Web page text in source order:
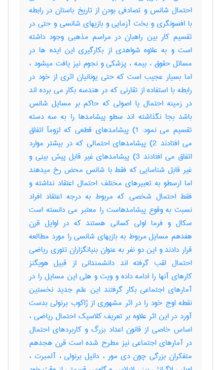
احتمال شانس و تصادفی بودن از تاریخ باستان در رابطه
با افسونگری و بخت آزمایی و بازیهای شانسی و حتی در
تقسیم کار بین راهبان در مراسم مذهبی وجود داشته
است و به علاوه شواهدی از بکارگیری این ایده ها در
مسائل حقوق ، بیمه ، پزشکی و نجوم نیز یافت میشود ،
اما بسیار عجیب است که حتی یونانیان اثری از خود در
رابطه با استفاده از تقارنی که در هندسه بکار می برده اند
در زمینه احتمال یا اصولی که حاکم بر مسایل شانس
باشد بجا نگذاشته اند سطو پیشامدها را به سه دسته
تقسیم می نمود: 1) پیشامدهای قطعی که لزومآ اتفاق
می افتادند 2) پیشامدهای احتمالی که در بیشتر موارد
اتفاق می افتادند 3) پیشامدهای غیر قابل پیش بینی و
غیر قابل شناسایی که فقط با شانس محض رخ میدهند
اما ارسطو به تعبیرهای مختلف احتمال اعتقاد نداشته و
فقط احتمال شخصی که مربوط به درجه اعتقاد افراد
نسبت به وقوع پیشامدهاست را معتبر می دانسته است
سکال و فرما اولی کسانی هستند که در اوایل قرن
هفدهم مسایل مربوط به بازیهای شانسی را مورد مطالعه
قرار دادند و این دو نفر به عنوان بنیانگزاران تئوری ریاضی
احتمال لقب گرفته اند دانشمندانی از قبیل هویگنز
کارهای آنها را ادامه داده و ویت و هلی این مسایل را در
آمارهای اجتماعی بکار گرفتند این علم جدید نخستین
نقطه اوج خود را در اثر مشهوری از ژاکوب برنولی بدست
آورد در این اثر علاوه بر تعریف کلاسیک احتمال ریاضی ،
اساس خاصی از قانون اعداد بزرگ و کاربردهای احتمال
در آمارهای اجتماعی نیز مطرح شده است قرن هجدهم
متفکران بزرگی چون دی مور ، دانیل برنولی ، آلمبرت ،